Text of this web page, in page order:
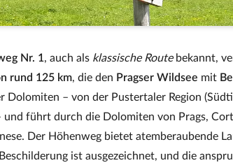
Nr. 1, auch als klassische Routebekannt,
rund 125 km, die den Pragser Wildsee mit
Dolomiten – von der Pustertaler Region
und führt durch die Dolomiten von Prags,
Der Höhenweg bietet atemberaubende
ist ausgezeichnet, und die